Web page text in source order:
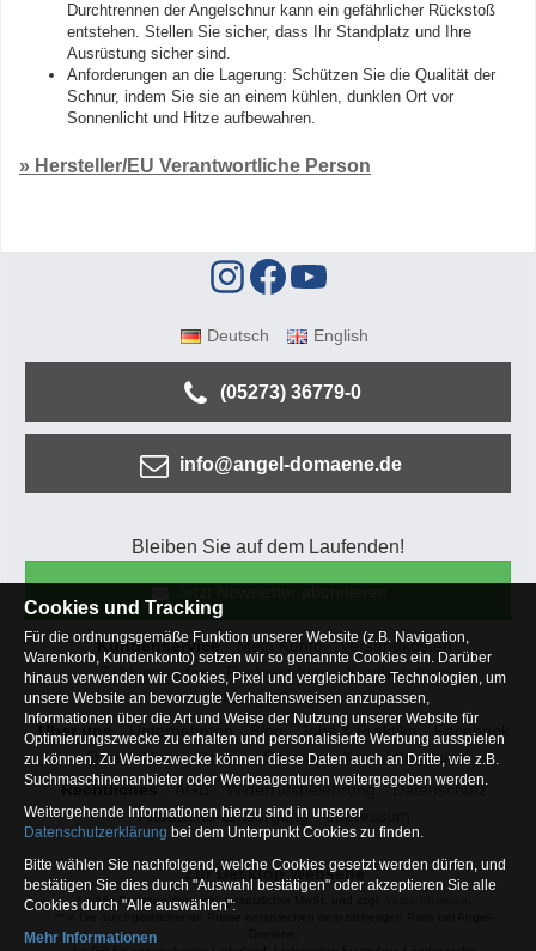
Durchtrennen der Angelschnur kann ein gefährlicher Rückstoß
entstehen. Stellen Sie sicher, dass Ihr Standplatz und Ihre
Ausrüstung sicher sind.
Anforderungen an die Lagerung: Schützen Sie die Qualität der
Schnur, indem Sie sie an einem kühlen, dunklen Ort vor
Sonnenlicht und Hitze aufbewahren.
» Hersteller/EU Verantwortliche Person
Deutsch English
(05273) 36779-0
info@angel-domaene.de
Bleiben Sie auf dem Laufenden!
Kundenservice Mein Konto
Versandkosten
Zahlungsarten
Rücksendung
Kaufberatung
Häufige Fragen
Über uns
Unternehmen Blog Jobs & Praktika
Facebook
Osterfeldsee
Archiv Sitemap
Kontaktformular
Rechtliches
AGB Widerrufsbelehrung
Datenschutz
Altbatterie-Entsorgung
Impressum
Zur Desktop Webseite
* = Alle Preisangaben inkl. gesetzlicher MwSt. und zzgl.
Cookies und Tracking
Für die ordnungsgemäße Funktion unserer Website (z.B. Navigation,
Warenkorb, Kundenkonto) setzen wir so genannte Cookies ein. Darüber
hinaus verwenden wir Cookies, Pixel und vergleichbare Technologien, um
unsere Website an bevorzugte Verhaltensweisen anzupassen,
Informationen über die Art und Weise der Nutzung unserer Website für
Optimierungszwecke zu erhalten und personalisierte Werbung ausspielen
zu können. Zu Werbezwecke können diese Daten auch an Dritte, wie z.B.
Suchmaschinenanbieter oder Werbeagenturen weitergegeben werden.
Weitergehende Informationen hierzu sind in unserer
Datenschutzerklärung bei dem Unterpunkt Cookies zu finden.
Bitte wählen Sie nachfolgend, welche Cookies gesetzt werden dürfen, und
bestätigen Sie dies durch "Auswahl bestätigen" oder akzeptieren Sie alle
Cookies durch "Alle auswählen":
Mehr Informationen